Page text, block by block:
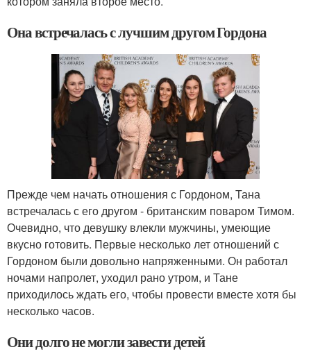
Она встречалась с лучшим другом Гордона
Прежде чем начать отношения с Гордоном, Тана
встречалась с его другом - британским поваром Тимом.
Очевидно, что девушку влекли мужчины, умеющие
вкусно готовить. Первые несколько лет отношений с
Гордоном были довольно напряженными. Он работал
ночами напролет, уходил рано утром, и Тане
приходилось ждать его, чтобы провести вместе хотя бы
несколько часов.
Они долго не могли завести детей